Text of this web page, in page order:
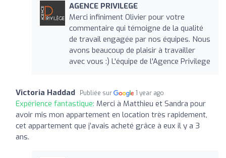
AGENCE PRIVILEGE
Merci infiniment Olivier pour votre
commentaire qui témoigne de la qualité
de travail engagée par nos équipes. Nous
avons beaucoup de plaisir à travailler
avec vous :) L'équipe de l'Agence Privilege
Victoria Haddad Publiée sur 1 year ago
Expérience fantastique: Merci à Matthieu et Sandra pour
avoir mis mon appartement en location très rapidement,
cet appartement que j’avais acheté grâce à eux il y a 3
ans.